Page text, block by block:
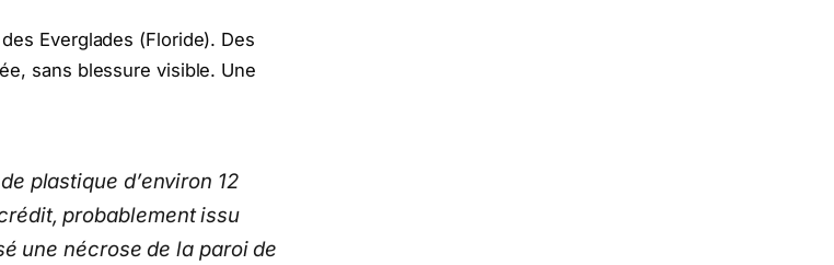
Everglades (Floride). Des
sans blessure visible. Une
plastique d’environ 12
probablement issu
une nécrose de la paroi de